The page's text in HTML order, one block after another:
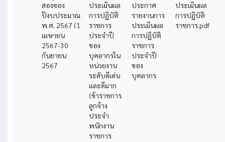
สองของ
ปีงบประมาณ
พ.ศ. 2567 (1
เมษายน
2567-30
กันยายน
2567
ประเมินผล
การปฏิบัติ
ราชการ
ประจำปี
ของ
บุคลากรใน
หน่วยงาน
ระดับดีเด่น
และดีมาก
(ข้าราชการ
ลูกจ้าง
ประจำ
พนักงาน
ราชการ
ประกาศ
รายงานการ
ประเมินผล
การปฏิบัติ
ราชการ
ประจำปี
ของ
บุคลากร
ประเมินผล
การปฏิบัติ
ราชการ.pdf